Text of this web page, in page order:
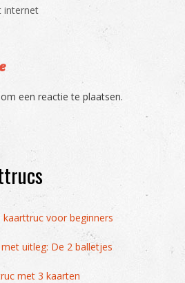
internet
om een reactie te plaatsen.
kaarttruc voor beginners
uitleg: De 2 balletjes
met 3 kaarten